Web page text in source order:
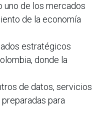
uno de los mercados
de la economía
estratégicos
donde la
de datos, servicios
para